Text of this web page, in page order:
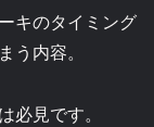
キのタイミング
内容。
見です。